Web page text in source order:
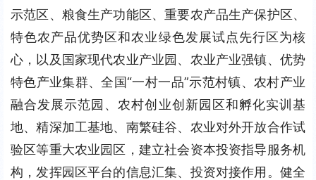
示范区、粮食生产功能区、重要农产品生产保护区、
特色农产品优势区和农业绿色发展试点先行区为核
心，以及国家现代农业产业园、农业产业强镇、优势
特色产业集群、全国“一村一品”示范村镇、农村产业
融合发展示范园、农村创业创新园区和孵化实训基
地、精深加工基地、南繁硅谷、农业对外开放合作试
验区等重大农业园区，建立社会资本投资指导服务机
构，发挥园区平台的信息汇集、投资对接作用。健全